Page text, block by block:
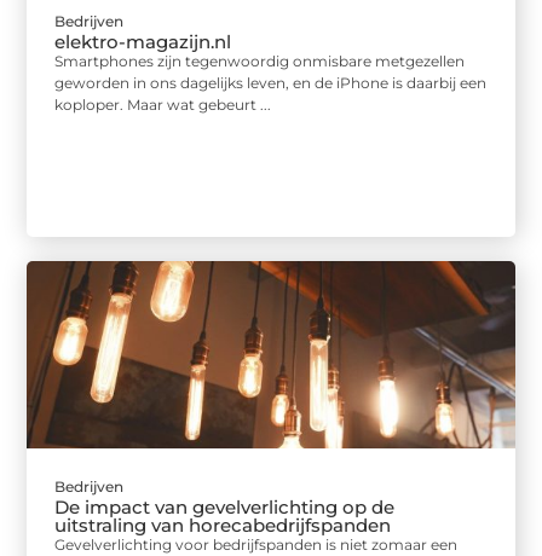
Bedrijven
elektro-magazijn.nl
Smartphones zijn tegenwoordig onmisbare metgezellen
geworden in ons dagelijks leven, en de iPhone is daarbij een
koploper. Maar wat gebeurt ...
Bedrijven
De impact van gevelverlichting op de
uitstraling van horecabedrijfspanden
Gevelverlichting voor bedrijfspanden is niet zomaar een